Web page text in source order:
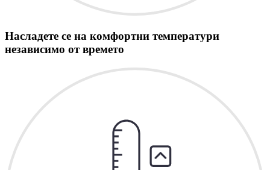
Насладете се на комфортни температури
независимо от времето